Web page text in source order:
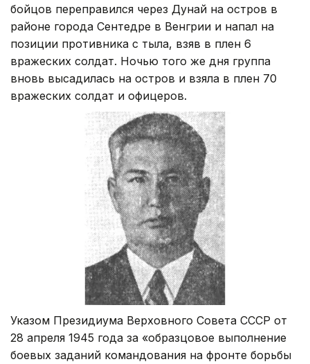
бойцов переправился через Дунай на остров в
районе города Сентедре в Венгрии и напал на
позиции противника с тыла, взяв в плен 6
вражеских солдат. Ночью того же дня группа
вновь высадилась на остров и взяла в плен 70
вражеских солдат и офицеров.
Указом Президиума Верховного Совета СССР от
28 апреля 1945 года за «образцовое выполнение
боевых заданий командования на фронте борьбы